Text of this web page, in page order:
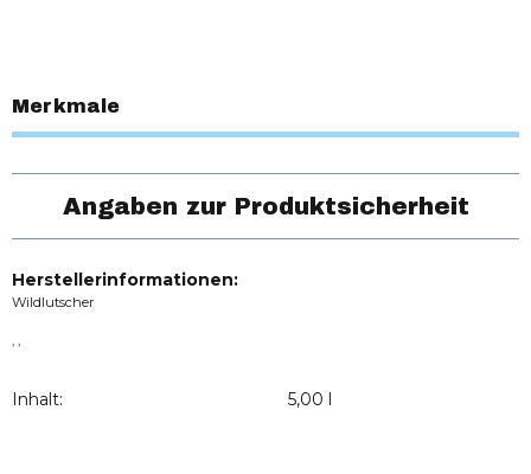
Merkmale
Angaben zur Produktsicherheit
Herstellerinformationen:
Wildlutscher
, ,
Inhalt: 5,00 l